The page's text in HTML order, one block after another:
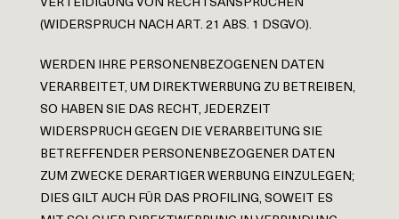
VERTEIDIGUNG VON RECHTSANSPRÜCHEN
(WIDERSPRUCH NACH ART. 21 ABS. 1 DSGVO).
WERDEN IHRE PERSONENBEZOGENEN DATEN
VERARBEITET, UM DIREKTWERBUNG ZU BETREIBEN,
SO HABEN SIE DAS RECHT, JEDERZEIT
WIDERSPRUCH GEGEN DIE VERARBEITUNG SIE
BETREFFENDER PERSONENBEZOGENER DATEN
ZUM ZWECKE DERARTIGER WERBUNG EINZULEGEN;
DIES GILT AUCH FÜR DAS PROFILING, SOWEIT ES